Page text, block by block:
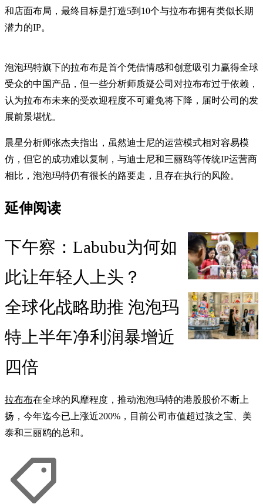
和店面布局，最终目标是打造5到10个与拉布布拥有类似长期
潜力的IP。
泡泡玛特旗下的拉布布是首个凭借情感和创意吸引力赢得全球
受众的中国产品，但一些分析师质疑公司对拉布布过于依赖，
认为拉布布未来的受欢迎程度不可避免将下降，届时公司的发
展前景堪忧。
晨星分析师张杰夫指出，虽然迪士尼的运营模式相对容易模
仿，但它的成功难以复制，与迪士尼和三丽鸥等传统IP运营商
相比，泡泡玛特仍有很长的路要走，且存在执行的风险。
延伸阅读
下午察：Labubu为何如
此让年轻人上头？
全球化战略助推 泡泡玛
特上半年净利润暴增近
四倍
拉布布在全球的风靡程度，推动泡泡玛特的港股股价不断上
扬，今年迄今已上涨近200%，目前公司市值超过孩之宝、美
泰和三丽鸥的总和。